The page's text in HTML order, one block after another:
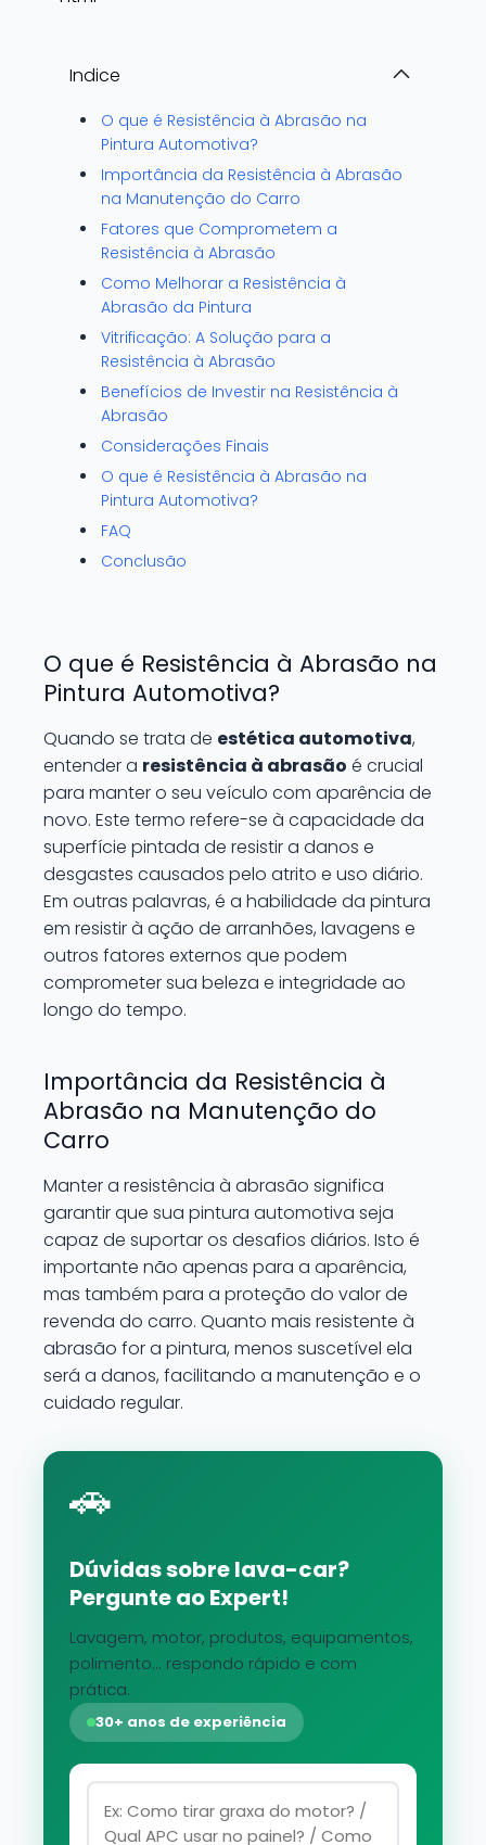
Indice
O que é Resistência à Abrasão na
Pintura Automotiva?
Importância da Resistência à Abrasão
na Manutenção do Carro
Fatores que Comprometem a
Resistência à Abrasão
Como Melhorar a Resistência à
Abrasão da Pintura
Vitrificação: A Solução para a
Resistência à Abrasão
Benefícios de Investir na Resistência à
Abrasão
Considerações Finais
O que é Resistência à Abrasão na
Pintura Automotiva?
FAQ
Conclusão
O que é Resistência à Abrasão na
Pintura Automotiva?
Quando se trata de estética automotiva,
entender a resistência à abrasão é crucial
para manter o seu veículo com aparência de
novo. Este termo refere-se à capacidade da
superfície pintada de resistir a danos e
desgastes causados pelo atrito e uso diário.
Em outras palavras, é a habilidade da pintura
em resistir à ação de arranhões, lavagens e
outros fatores externos que podem
comprometer sua beleza e integridade ao
longo do tempo.
Importância da Resistência à
Abrasão na Manutenção do
Carro
Manter a resistência à abrasão significa
garantir que sua pintura automotiva seja
capaz de suportar os desafios diários. Isto é
importante não apenas para a aparência,
mas também para a proteção do valor de
revenda do carro. Quanto mais resistente à
abrasão for a pintura, menos suscetível ela
será a danos, facilitando a manutenção e o
cuidado regular.
🚗
Dúvidas sobre lava-car?
Pergunte ao Expert!
Lavagem, motor, produtos, equipamentos,
polimento... respondo rápido e com
prática.
30+ anos de experiência